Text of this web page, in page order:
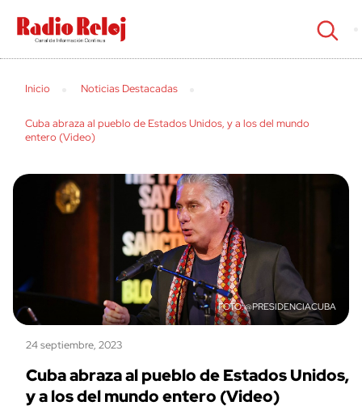
cerrar
Inicio Noticias Destacadas
Cuba abraza al pueblo de Estados Unidos, y a los del mundo
entero (Video)
@PRESIDENCIACUBA
24 septiembre, 2023
Cuba abraza al pueblo de Estados Unidos,
y a los del mundo entero (Video)